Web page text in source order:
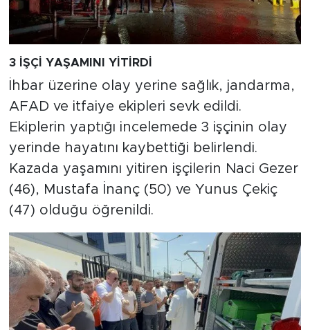
3 İŞÇİ YAŞAMINI YİTİRDİ
İhbar üzerine olay yerine sağlık, jandarma,
AFAD ve itfaiye ekipleri sevk edildi.
Ekiplerin yaptığı incelemede 3 işçinin olay
yerinde hayatını kaybettiği belirlendi.
Kazada yaşamını yitiren işçilerin Naci Gezer
(46), Mustafa İnanç (50) ve Yunus Çekiç
(47) olduğu öğrenildi.